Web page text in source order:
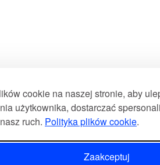
cookie na naszej stronie, aby
użytkownika, dostarczać
ruch. Polityka plików cookie.
Zaakceptuj